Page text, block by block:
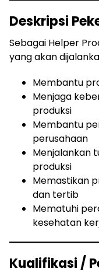
Deskripsi
Sebagai Helper
yang akan
Membantu
Menjaga
produksi
Membantu
perusahaan
Menjalankan
produksi
Memastikan
dan tertib
Mematuhi
kesehatan
Kualifikasi /